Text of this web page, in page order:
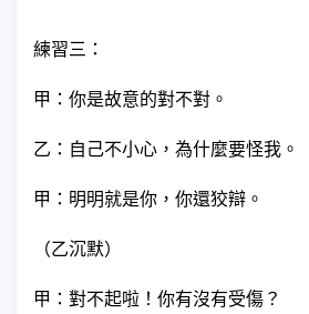
練習三：
甲：你是故意的對不對。
乙：自己不小心，為什麼要怪我。
甲：明明就是你，你還狡辯。
（乙沉默）
甲：對不起啦！你有沒有受傷？